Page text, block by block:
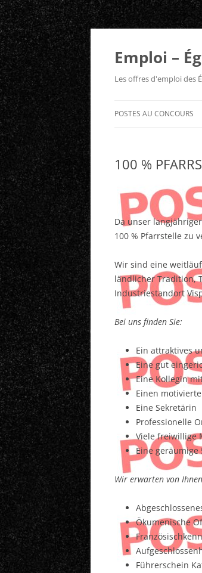
Aller
Emploi –
Les offres d'emploi des
POSTES AU CONCOURS
100 %
Da unser
100 % Pfarrstelle zu
Wir sind eine
ländlicher Tradition,
Industriestandort
Bei uns finden Sie:
Ein attraktives
Eine gut
Eine Kollegin
Einen
Eine Sekretärin
Professionelle
Viele freiwillige
Eine
Wir erwarten von
Ökumenische
Führerschein